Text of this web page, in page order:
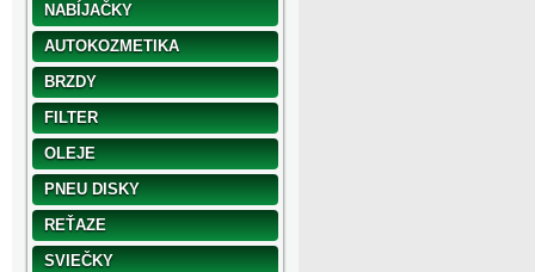
NABÍJAČKY
AUTOKOZMETIKA
BRZDY
FILTER
OLEJE
PNEU DISKY
REŤAZE
SVIEČKY